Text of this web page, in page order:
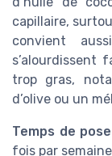
capillaire,
convient
s’alourdissent
trop gras,
d’olive ou un
Temps de
fois par